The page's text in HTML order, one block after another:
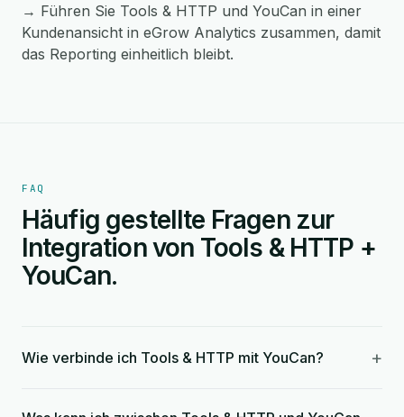
→ Führen Sie Tools & HTTP und YouCan in einer
Kundenansicht in eGrow Analytics zusammen, damit
das Reporting einheitlich bleibt.
FAQ
Häufig gestellte Fragen zur
Integration von Tools & HTTP +
YouCan.
Wie verbinde ich Tools & HTTP mit YouCan? +